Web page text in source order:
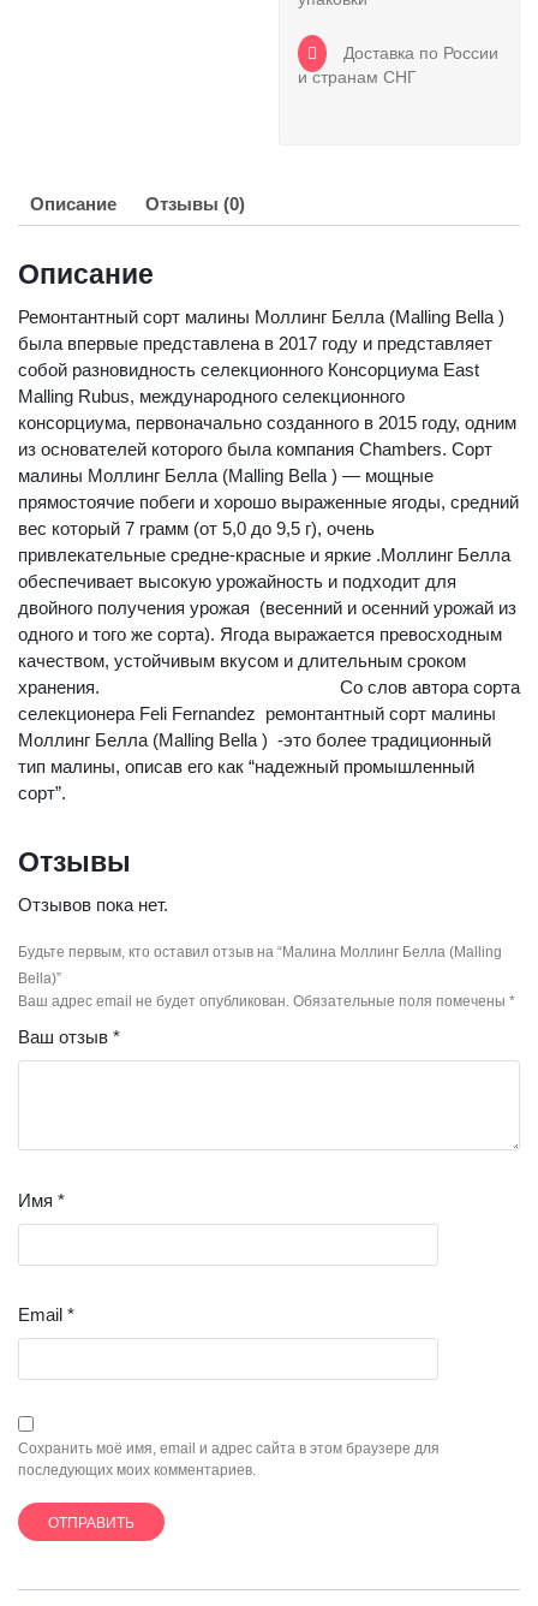
Доставка по России
и странам СНГ
Описание Отзывы (0)
Описание
Ремонтантный сорт малины Моллинг Белла (Malling Bella )
была впервые представлена в 2017 году и представляет
собой разновидность селекционного Консорциума East
Malling Rubus, международного селекционного
консорциума, первоначально созданного в 2015 году, одним
из основателей которого была компания Chambers. Сорт
малины Моллинг Белла (Malling Bella ) — мощные
прямостоячие побеги и хорошо выраженные ягоды, средний
вес который 7 грамм (от 5,0 до 9,5 г), очень
привлекательные средне-красные и яркие .Моллинг Белла
обеспечивает высокую урожайность и подходит для
двойного получения урожая (весенний и осенний урожай из
одного и того же сорта). Ягода выражается превосходным
качеством, устойчивым вкусом и длительным сроком
хранения. Со слов автора сорта
селекционера Feli Fernandez ремонтантный сорт малины
Моллинг Белла (Malling Bella ) -это более традиционный
тип малины, описав его как “надежный промышленный
сорт”.
Отзывы
Отзывов пока нет.
Будьте первым, кто оставил отзыв на “Малина Моллинг Белла (Malling
Bella)”
Ваш адрес email не будет опубликован. Обязательные поля помечены *
Ваш отзыв *
Имя *
Email *
Сохранить моё имя, email и адрес сайта в этом браузере для
последующих моих комментариев.